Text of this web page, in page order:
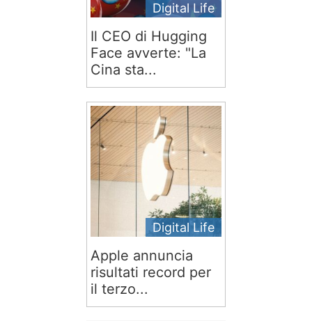
Digital Life
Il CEO di Hugging
Face avverte: "La
Cina sta...
Digital Life
Apple annuncia
risultati record per
il terzo...